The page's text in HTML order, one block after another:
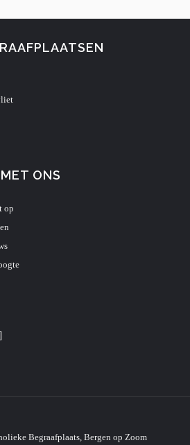
ONS
op
Begraafplaats, Bergen op Zoom